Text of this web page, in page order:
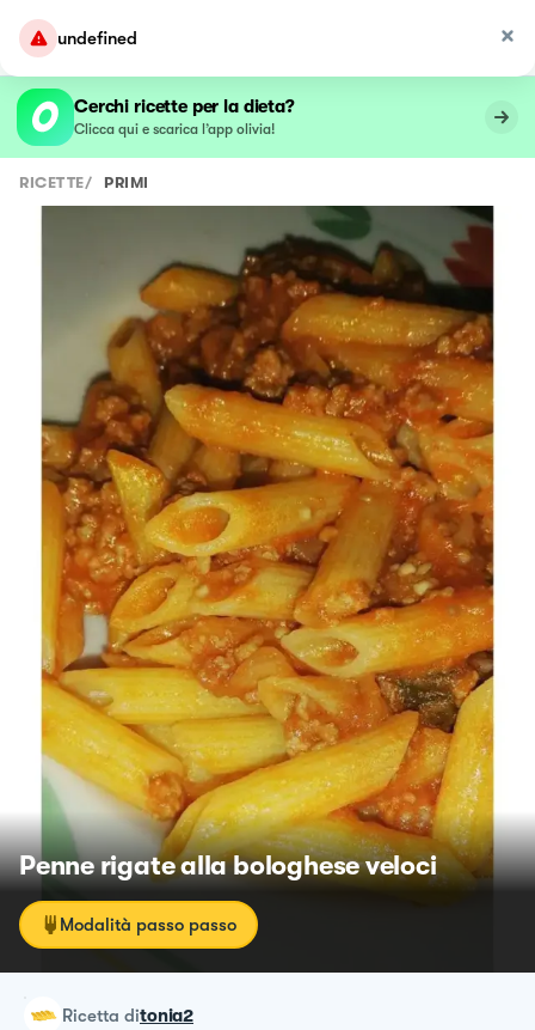
undefined
Cerchi ricette per la dieta?
Clicca qui e scarica l’app olivia!
RICETTE/ PRIMI
Penne rigate alla bologhese veloci
Modalità passo passo
ricetta ditonia2